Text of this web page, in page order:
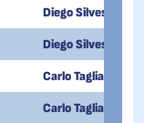
Diego Silvestri
Diego Silvestri
Carlo Tagliabue
Carlo Tagliabue